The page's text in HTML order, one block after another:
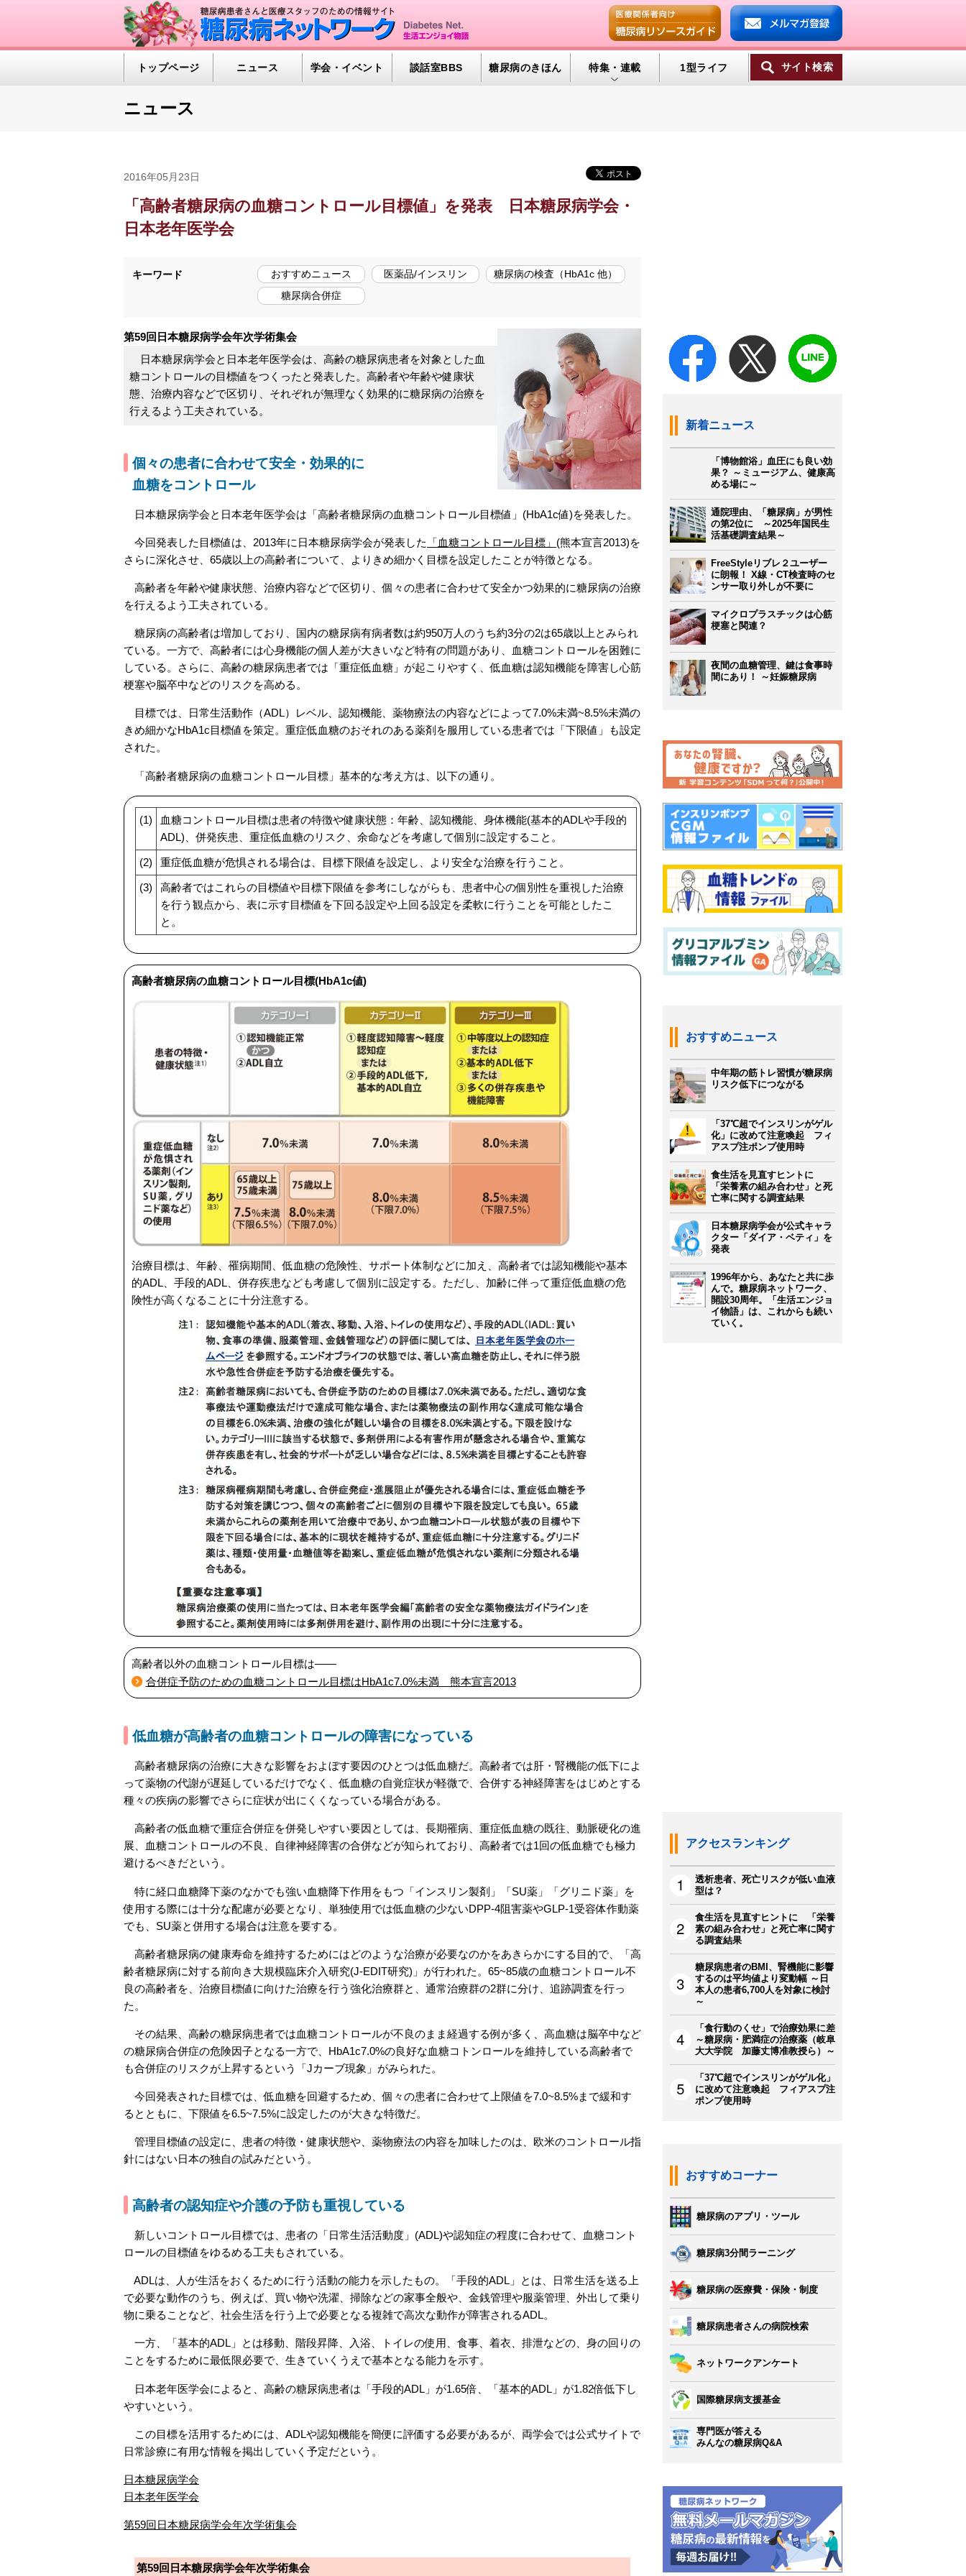
トップページ ニュース 学会・イベント 談話室BBS 糖尿病のきほん 特集・連載
グリコアルブミン
1型ライフ サイト検索
ニュース
2016年05月23日
「高齢者糖尿病の血糖コントロール目標値」を発表 日本糖尿病学会・
日本老年医学会
キーワード おすすめニュース 医薬品/インスリン
糖尿病の検査（HbA1c 他）
糖尿病合併症
第59回日本糖尿病学会年次学術集会
日本糖尿病学会と日本老年医学会は、高齢の糖尿病患者を対象とした血
糖コントロールの目標値をつくったと発表した。高齢者や年齢や健康状
態、治療内容などで区切り、それぞれが無理なく効果的に糖尿病の治療を
行えるよう工夫されている。
個々の患者に合わせて安全・効果的に
血糖をコントロール
日本糖尿病学会と日本老年医学会は「高齢者糖尿病の血糖コントロール目標値」(HbA1c値)を発表した。
今回発表した目標値は、2013年に日本糖尿病学会が発表した 「血糖コントロール目標」 (熊本宣言2013)を
さらに深化させ、65歳以上の高齢者について、よりきめ細かく目標を設定したことが特徴となる。
高齢者を年齢や健康状態、治療内容などで区切り、個々の患者に合わせて安全かつ効果的に糖尿病の治療
を行えるよう工夫されている。
糖尿病の高齢者は増加しており、国内の糖尿病有病者数は約950万人のうち約3分の2は65歳以上とみられ
ている。一方で、高齢者には心身機能の個人差が大きいなど特有の問題があり、血糖コントロールを困難に
している。さらに、高齢の糖尿病患者では「重症低血糖」が起こりやすく、低血糖は認知機能を障害し心筋
梗塞や脳卒中などのリスクを高める。
目標では、日常生活動作（ADL）レベル、認知機能、薬物療法の内容などによって7.0%未満~8.5%未満の
きめ細かなHbA1c目標値を策定。重症低血糖のおそれのある薬剤を服用している患者では「下限値」も設定
された。
「高齢者糖尿病の血糖コントロール目標」基本的な考え方は、以下の通り。
(1)
血糖コントロール目標は患者の特徴や健康状態：年齢、認知機能、身体機能(基本的ADLや手段的
ADL)、併発疾患、重症低血糖のリスク、余命などを考慮して個別に設定すること。
(2) 重症低血糖が危惧される場合は、目標下限値を設定し、より安全な治療を行うこと。
(3)
高齢者ではこれらの目標値や目標下限値を参考にしながらも、患者中心の個別性を重視した治療
を行う観点から、表に示す目標値を下回る設定や上回る設定を柔軟に行うことを可能としたこ
と。
高齢者糖尿病の血糖コントロール目標(HbA1c値)
治療目標は、年齢、罹病期間、低血糖の危険性、サポート体制などに加え、高齢者では認知機能や基本
的ADL、手段的ADL、併存疾患なども考慮して個別に設定する。ただし、加齢に伴って重症低血糖の危
険性が高くなることに十分注意する。
高齢者以外の血糖コントロール目標は――
合併症予防のための血糖コントロール目標はHbA1c7.0%未満 熊本宣言2013
低血糖が高齢者の血糖コントロールの障害になっている
高齢者糖尿病の治療に大きな影響をおよぼす要因のひとつは低血糖だ。高齢者では肝・腎機能の低下によ
って薬物の代謝が遅延しているだけでなく、低血糖の自覚症状が軽微で、合併する神経障害をはじめとする
種々の疾病の影響でさらに症状が出にくくなっている場合がある。
高齢者の低血糖で重症合併症を併発しやすい要因としては、長期罹病、重症低血糖の既往、動脈硬化の進
展、血糖コントロールの不良、自律神経障害の合併などが知られており、高齢者では1回の低血糖でも極力
避けるべきだという。
特に経口血糖降下薬のなかでも強い血糖降下作用をもつ「インスリン製剤」「SU薬」「グリニド薬」を
使用する際には十分な配慮が必要となり、単独使用では低血糖の少ないDPP-4阻害薬やGLP-1受容体作動薬
でも、SU薬と併用する場合は注意を要する。
高齢者糖尿病の健康寿命を維持するためにはどのような治療が必要なのかをあきらかにする目的で、「高
齢者糖尿病に対する前向き大規模臨床介入研究(J-EDIT研究)」が行われた。65~85歳の血糖コントロール不
良の高齢者を、治療目標値に向けた治療を行う強化治療群と、通常治療群の2群に分け、追跡調査を行っ
た。
その結果、高齢の糖尿病患者では血糖コントロールが不良のまま経過する例が多く、高血糖は脳卒中など
の糖尿病合併症の危険因子となる一方で、HbA1c7.0%の良好な血糖コトンロールを維持している高齢者で
も合併症のリスクが上昇するという「Jカーブ現象」がみられた。
今回発表された目標では、低血糖を回避するため、個々の患者に合わせて上限値を7.0~8.5%まで緩和す
るとともに、下限値を6.5~7.5%に設定したのが大きな特徴だ。
管理目標値の設定に、患者の特徴・健康状態や、薬物療法の内容を加味したのは、欧米のコントロール指
針にはない日本の独自の試みだという。
高齢者の認知症や介護の予防も重視している
新しいコントロール目標では、患者の「日常生活活動度」(ADL)や認知症の程度に合わせて、血糖コント
ロールの目標値をゆるめる工夫もされている。
ADLは、人が生活をおくるために行う活動の能力を示したもの。「手段的ADL」とは、日常生活を送る上
で必要な動作のうち、例えば、買い物や洗濯、掃除などの家事全般や、金銭管理や服薬管理、外出して乗り
物に乗ることなど、社会生活を行う上で必要となる複雑で高次な動作が障害されるADL。
一方、「基本的ADL」とは移動、階段昇降、入浴、トイレの使用、食事、着衣、排泄などの、身の回りの
ことをするために最低限必要で、生きていくうえで基本となる能力を示す。
日本老年医学会によると、高齢の糖尿病患者は「手段的ADL」が1.65倍、「基本的ADL」が1.82倍低下し
やすいという。
この目標を活用するためには、ADLや認知機能を簡便に評価する必要があるが、両学会では公式サイトで
日常診療に有用な情報を掲出していく予定だという。
日本糖尿病学会
日本老年医学会
第59回日本糖尿病学会年次学術集会
第59回日本糖尿病学会年次学術集会
新着ニュース
「博物館浴」血圧にも良い効
果？ ～ミュージアム、健康高
める場に～
通院理由、「糖尿病」が男性
の第2位に ～2025年国民生
活基礎調査結果～
FreeStyleリブレ２ユーザー
に朗報！ X線・CT検査時のセ
ンサー取り外しが不要に
マイクロプラスチックは心筋
梗塞と関連？
夜間の血糖管理、鍵は食事時
間にあり！ ～妊娠糖尿病
おすすめニュース
中年期の筋トレ習慣が糖尿病
リスク低下につながる
「37℃超でインスリンがゲル
化」に改めて注意喚起 フィ
アスプ注ポンプ使用時
食生活を見直すヒントに
「栄養素の組み合わせ」と死
亡率に関する調査結果
日本糖尿病学会が公式キャラ
クター「ダイア・ベティ」を
発表
1996年から、あなたと共に歩
んで。糖尿病ネットワーク、
開設30周年。「生活エンジョ
イ物語」は、これからも続い
ていく。
アクセスランキング
透析患者、死亡リスクが低い血液
型は？
食生活を見直すヒントに 「栄養
素の組み合わせ」と死亡率に関す
る調査結果
糖尿病患者のBMI、腎機能に影響
するのは平均値より変動幅 ～日
本人の患者6,700人を対象に検討
～
「食行動のくせ」で治療効果に差
～糖尿病・肥満症の治療薬（岐阜
大大学院 加藤丈博准教授ら）～
「37℃超でインスリンがゲル化」
に改めて注意喚起 フィアスプ注
ポンプ使用時
おすすめコーナー
糖尿病のアプリ・ツール
糖尿病3分間ラーニング
糖尿病の医療費・保険・制度
糖尿病患者さんの病院検索
ネットワークアンケート
国際糖尿病支援基金
専門医が答える
みんなの糖尿病Q&A